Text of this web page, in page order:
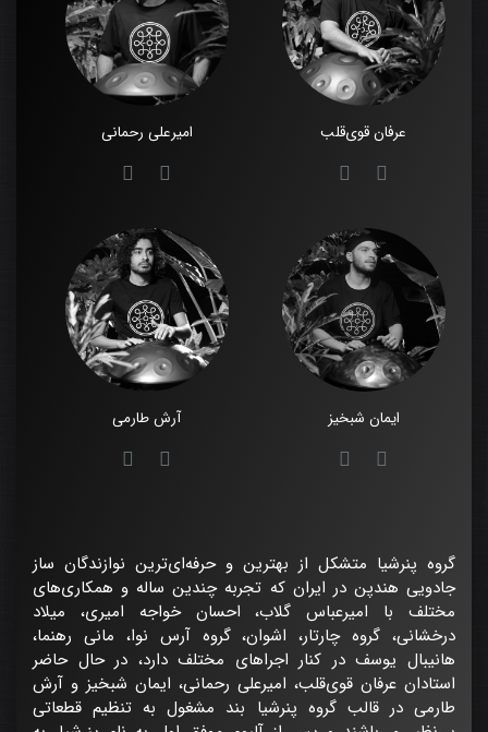
عرفان قوی‌قلب امیرعلی رحمانی
ایمان شبخیز آرش طارمی
گروه پنرشیا متشکل از بهترین و حرفه‌ای‌ترین نوازندگان ساز
جادویی هندپن در ایران که تجربه چندین ساله و همکاری‌های
مختلف با امیرعباس گلاب، احسان خواجه امیری، میلاد
درخشانی، گروه چارتار، اشوان، گروه آرس نوا، مانی رهنما،
هانیبال یوسف در کنار اجراهای مختلف دارد، در حال حاضر
استادان عرفان قوی‌قلب، امیرعلی رحمانی، ایمان شبخیز و آرش
طارمی در قالب گروه پنرشیا بند مشغول به تنظیم قطعاتی